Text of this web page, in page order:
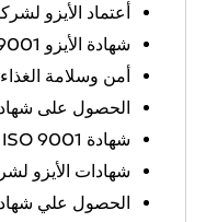
أعتماد الأيزو
شهادة الأيزو 9001
أمن وسلامة الغذاء
الحصول على
شهادة ISO 9001 اعتماد أمريكي
شهادات الأيزو
الحصول علي